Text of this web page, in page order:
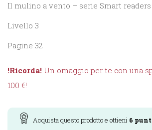
Il mulino a vento – serie Smart readers
Livello 3
Pagine 32
!Ricorda! Un omaggio per te con una
100 €!
Acquista questo prodotto e ottieni 6